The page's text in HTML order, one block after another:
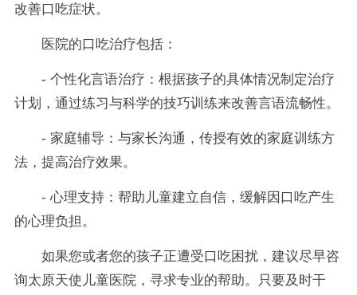
改善口吃症状。
医院的口吃治疗包括：
- 个性化言语治疗：根据孩子的具体情况制定治疗
计划，通过练习与科学的技巧训练来改善言语流畅性。
- 家庭辅导：与家长沟通，传授有效的家庭训练方
法，提高治疗效果。
- 心理支持：帮助儿童建立自信，缓解因口吃产生
的心理负担。
如果您或者您的孩子正遭受口吃困扰，建议尽早咨
询太原天使儿童医院，寻求专业的帮助。只要及时干